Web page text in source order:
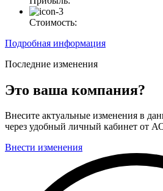
Стоимость:
Подробная информация
Последние изменения
Это ваша компания?
Внесите актуальные изменения в
через удобный личный кабинет от
Внести изменения